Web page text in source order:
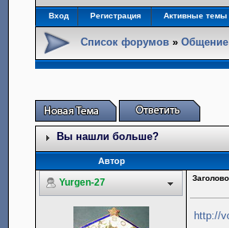
Вход Регистрация Активные темы
Список форумов »
Вы нашли больше?
Автор
Yurgen-27
http://